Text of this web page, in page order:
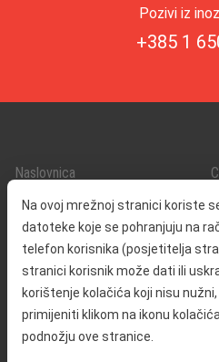
Na ovoj mrežnoj stranici koriste
datoteke koje se pohranjuju na
telefon korisnika (posjetitelja
stranici korisnik može dati ili
korištenje kolačića koji nisu
primijeniti klikom na ikonu
podnožju ove stranice.
Pozivi iz
+385 1
Naslovnica
O nama
Kontakt
Javna nabava
Odnosi s javnošću